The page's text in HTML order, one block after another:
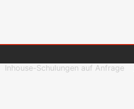
Inhouse-Schulungen auf Anfrage